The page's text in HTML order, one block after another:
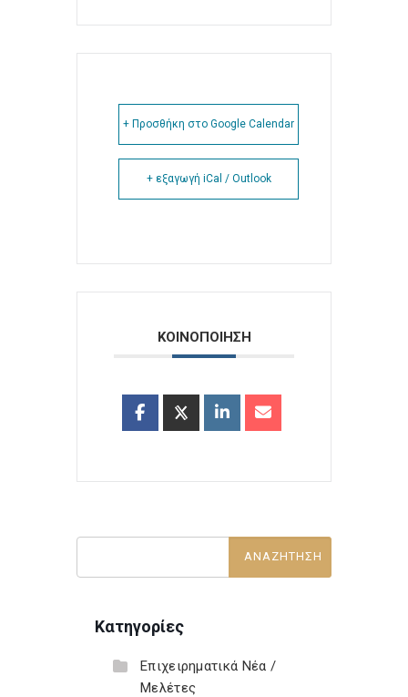
+ Προσθήκη στο Google Calendar
+ εξαγωγή iCal / Outlook
ΚΟΙΝΟΠΟΙΗΣΗ
Κατηγορίες
Επιχειρηματικά Νέα /
Μελέτες